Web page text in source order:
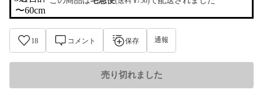
〜60cm
18 コメント 保存 通報
売り切れました